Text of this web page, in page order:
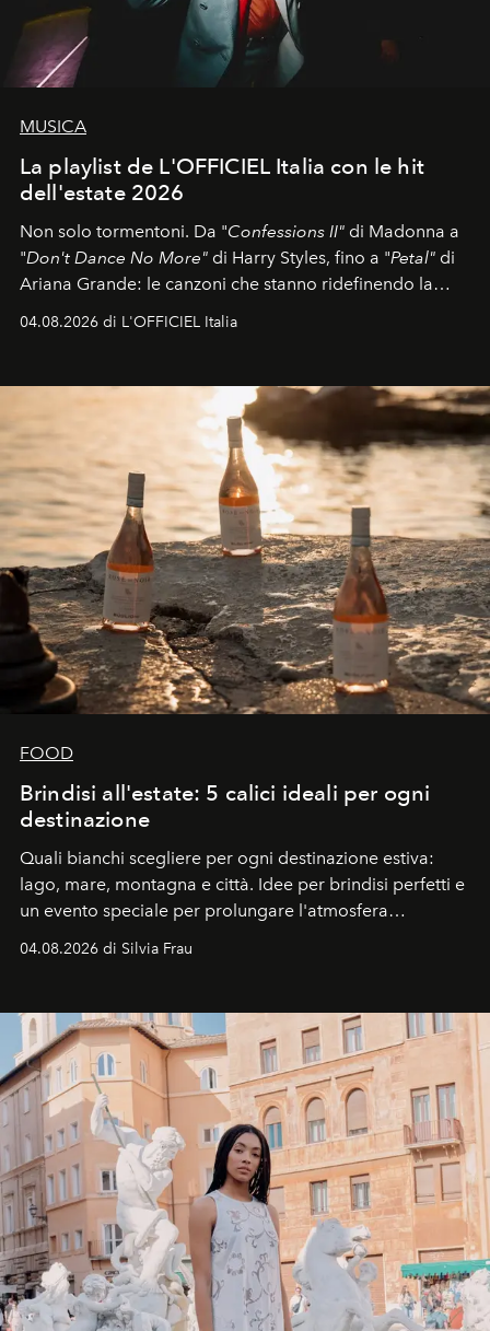
MUSICA
La playlist de L'OFFICIEL Italia con le hit
dell'estate 2026
Non solo tormentoni. Da "Confessions II" di Madonna a
"Don't Dance No More" di Harry Styles, fino a "Petal" di
Ariana Grande: le canzoni che stanno ridefinendo la
colonna sonora della stagione.
04.08.2026 di L'OFFICIEL Italia
FOOD
Brindisi all'estate: 5 calici ideali per ogni
destinazione
Quali bianchi scegliere per ogni destinazione estiva:
lago, mare, montagna e città. Idee per brindisi perfetti e
un evento speciale per prolungare l'atmosfera
04.08.2026 di Silvia Frau